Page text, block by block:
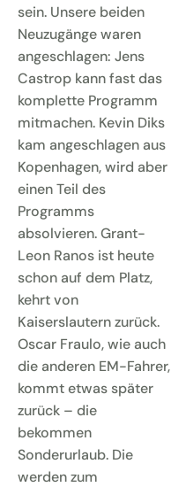
sein. Unsere beiden
Neuzugänge waren
angeschlagen: Jens
Castrop kann fast das
komplette Programm
mitmachen. Kevin Diks
kam angeschlagen aus
Kopenhagen, wird aber
einen Teil des
Programms
absolvieren. Grant-
Leon Ranos ist heute
schon auf dem Platz,
kehrt von
Kaiserslautern zurück.
Oscar Fraulo, wie auch
die anderen EM-Fahrer,
kommt etwas später
zurück – die
bekommen
Sonderurlaub. Die
werden zum